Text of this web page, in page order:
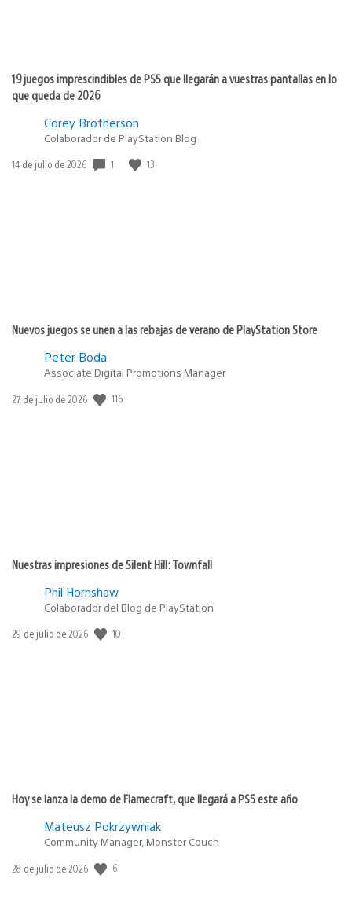
19 juegos imprescindibles de PS5 que llegarán a vuestras pantallas en lo
que queda de 2026
Corey Brotherson
Colaborador de PlayStation Blog
Fecha
14 de julio de 2026 1 13
Nuevos juegos se unen a las rebajas de verano de PlayStation Store
Peter Boda
Associate Digital Promotions Manager
Fecha
27 de julio de 2026 116
Nuestras impresiones de Silent Hill: Townfall
Phil Hornshaw
Colaborador del Blog de PlayStation
Fecha
29 de julio de 2026 10
Hoy se lanza la demo de Flamecraft, que llegará a PS5 este año
Mateusz Pokrzywniak
Community Manager, Monster Couch
Fecha
28 de julio de 2026 6